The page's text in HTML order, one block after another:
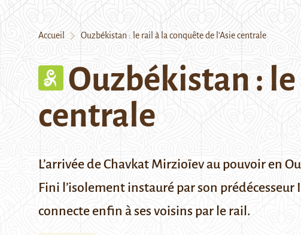
Accueil Ouzbékistan : le rail à la conquête de l’Asie centrale
Ouzbékistan :
centrale
L’arrivée de Chavkat Mirzioïev au pouvoir en
Fini l’isolement instauré par son prédécesseur
connecte enfin à ses voisins par le rail.